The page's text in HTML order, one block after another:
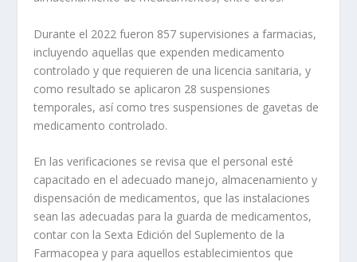
Durante el 2022 fueron 857 supervisiones a farmacias,
incluyendo aquellas que expenden medicamento
controlado y que requieren de una licencia sanitaria, y
como resultado se aplicaron 28 suspensiones
temporales, así como tres suspensiones de gavetas de
medicamento controlado.
En las verificaciones se revisa que el personal esté
capacitado en el adecuado manejo, almacenamiento y
dispensación de medicamentos, que las instalaciones
sean las adecuadas para la guarda de medicamentos,
contar con la Sexta Edición del Suplemento de la
Farmacopea y para aquellos establecimientos que